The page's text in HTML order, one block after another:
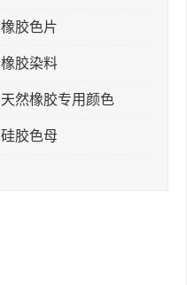
橡胶色片
橡胶染料
天然橡胶专用颜色
硅胶色母